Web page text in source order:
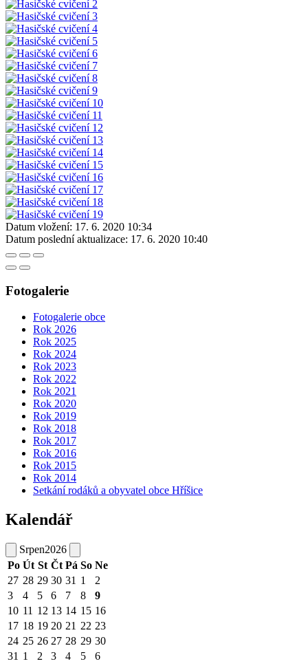
Datum vložení: 17. 6. 2020 10:34
Datum poslední aktualizace: 17. 6. 2020 10:40
Fotogalerie
Fotogalerie obce
Rok 2026
Rok 2025
Rok 2024
Rok 2023
Rok 2022
Rok 2021
Rok 2020
Rok 2019
Rok 2018
Rok 2017
Rok 2016
Rok 2015
Rok 2014
Setkání rodáků a obyvatel obce Hříšice
Kalendář
Srpen2026
Po Út St Čt Pá So Ne
27 28 29 30 31 1
2
3
4 5 6 7 8
9
10 11 12 13 14 15 16
17 18 19 20 21 22 23
24 25 26 27 28 29 30
31 1 2 3 4 5 6